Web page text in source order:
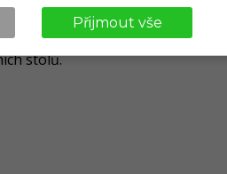
přihlášený, aby danou
stolů.
Přijmout vše